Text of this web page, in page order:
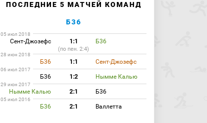
ПОСЛЕДНИЕ 5 МАТЧЕЙ КОМАНД
Б36
05 июл 2018
Сент-Джозефс 1:1 Б36
(по пен. 2:4)
28 июн 2018
Б36 1:1 Сент-Джозефс
06 июл 2017
Б36 1:2 Нымме Калью
29 июн 2017
Нымме Калью 2:1 Б36
05 июл 2016
Б36 2:1 Валлетта